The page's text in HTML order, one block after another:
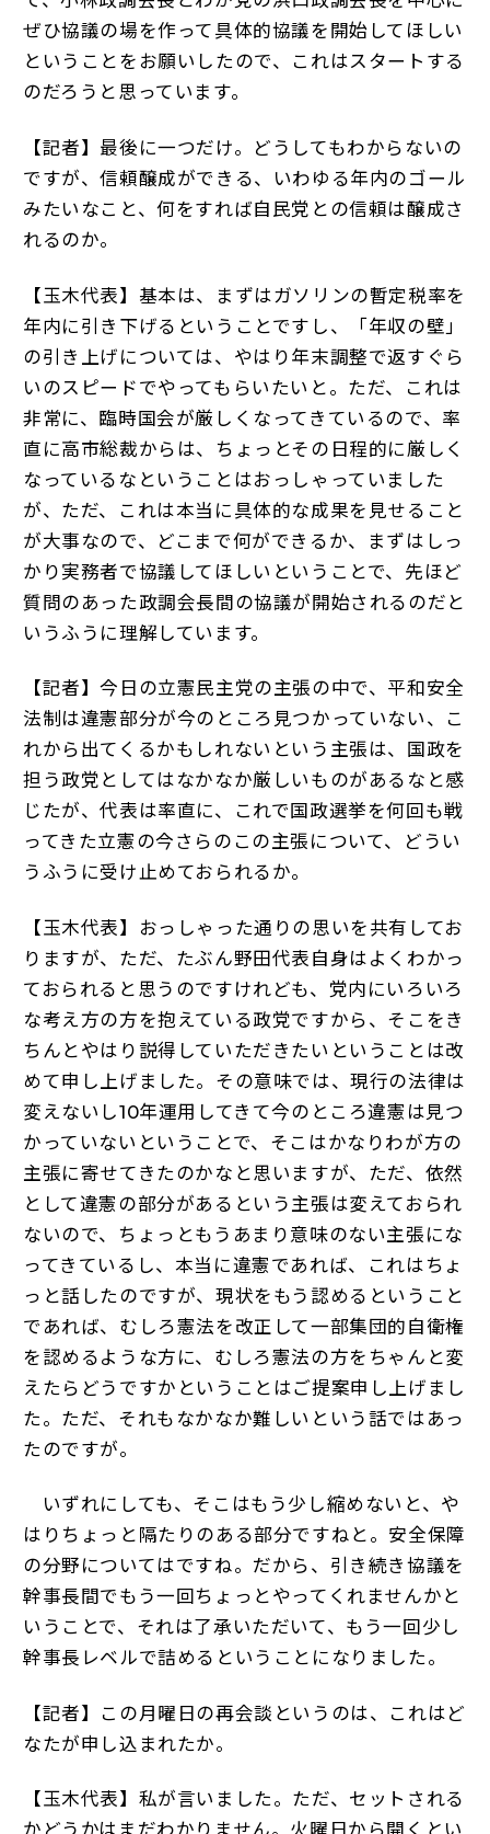
ぜひ協議の場を作って具体的協議を開始してほしい
ということをお願いしたので、これはスタートする
のだろうと思っています。
【記者】最後に一つだけ。どうしてもわからないの
ですが、信頼醸成ができる、いわゆる年内のゴール
みたいなこと、何をすれば自民党との信頼は醸成さ
れるのか。
【玉木代表】基本は、まずはガソリンの暫定税率を
年内に引き下げるということですし、「年収の壁」
の引き上げについては、やはり年末調整で返すぐら
いのスピードでやってもらいたいと。ただ、これは
非常に、臨時国会が厳しくなってきているので、率
直に高市総裁からは、ちょっとその日程的に厳しく
なっているなということはおっしゃっていました
が、ただ、これは本当に具体的な成果を見せること
が大事なので、どこまで何ができるか、まずはしっ
かり実務者で協議してほしいということで、先ほど
質問のあった政調会長間の協議が開始されるのだと
いうふうに理解しています。
【記者】今日の立憲民主党の主張の中で、平和安全
法制は違憲部分が今のところ見つかっていない、こ
れから出てくるかもしれないという主張は、国政を
担う政党としてはなかなか厳しいものがあるなと感
じたが、代表は率直に、これで国政選挙を何回も戦
ってきた立憲の今さらのこの主張について、どうい
うふうに受け止めておられるか。
【玉木代表】おっしゃった通りの思いを共有してお
りますが、ただ、たぶん野田代表自身はよくわかっ
ておられると思うのですけれども、党内にいろいろ
な考え方の方を抱えている政党ですから、そこをき
ちんとやはり説得していただきたいということは改
めて申し上げました。その意味では、現行の法律は
変えないし10年運用してきて今のところ違憲は見つ
かっていないということで、そこはかなりわが方の
主張に寄せてきたのかなと思いますが、ただ、依然
として違憲の部分があるという主張は変えておられ
ないので、ちょっともうあまり意味のない主張にな
ってきているし、本当に違憲であれば、これはちょ
っと話したのですが、現状をもう認めるということ
であれば、むしろ憲法を改正して一部集団的自衛権
を認めるような方に、むしろ憲法の方をちゃんと変
えたらどうですかということはご提案申し上げまし
た。ただ、それもなかなか難しいという話ではあっ
たのですが。
いずれにしても、そこはもう少し縮めないと、や
はりちょっと隔たりのある部分ですねと。安全保障
の分野についてはですね。だから、引き続き協議を
幹事長間でもう一回ちょっとやってくれませんかと
いうことで、それは了承いただいて、もう一回少し
幹事長レベルで詰めるということになりました。
【記者】この月曜日の再会談というのは、これはど
なたが申し込まれたか。
【玉木代表】私が言いました。ただ、セットされる